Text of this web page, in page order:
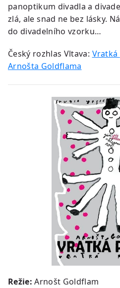
panoptikum divadla a
zlá, ale snad ne bez lásky.
do divadelního vzorku…
Český rozhlas Vltava: Vratká
Arnošta Goldflama
Režie:Arnošt Goldflam